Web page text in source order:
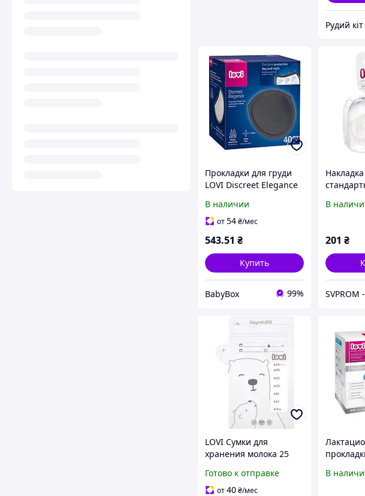
Рудий кіт
Прокладки для груди
LOVI Discreet Elegance
В наличии
от54₴/мес
543.51 ₴
Купить
BabyBox 99%
В
201 ₴
LOVI Сумки для
хранения молока 25
Готово к отправке
от40₴/мес
шт.
В